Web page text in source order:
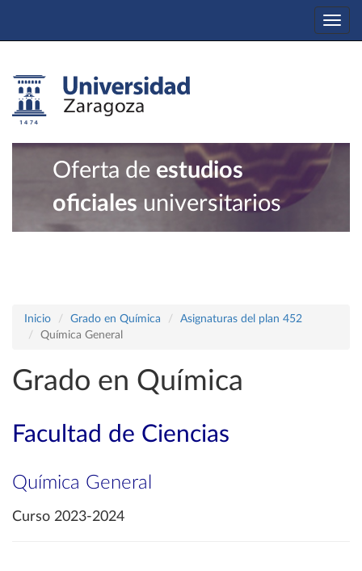
Oferta de estudios
oficiales universitarios
Inicio Grado en Química
Asignaturas del plan 452
Química General
Grado en Química
Facultad de Ciencias
Química General
Curso 2023-2024